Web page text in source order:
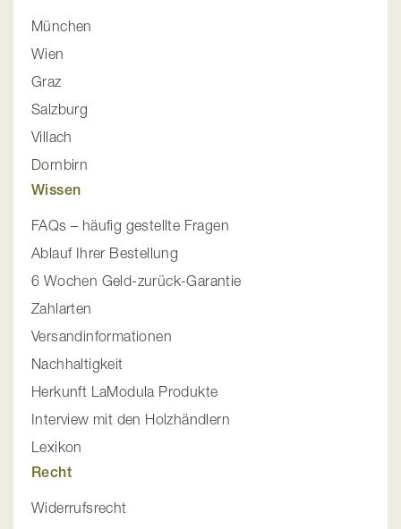
München
Wien
Graz
Salzburg
Villach
Dornbirn
Wissen
FAQs – häufig gestellte Fragen
Ablauf Ihrer Bestellung
6 Wochen Geld-zurück-Garantie
Zahlarten
Versandinformationen
Nachhaltigkeit
Herkunft LaModula Produkte
Interview mit den Holzhändlern
Lexikon
Recht
Widerrufsrecht